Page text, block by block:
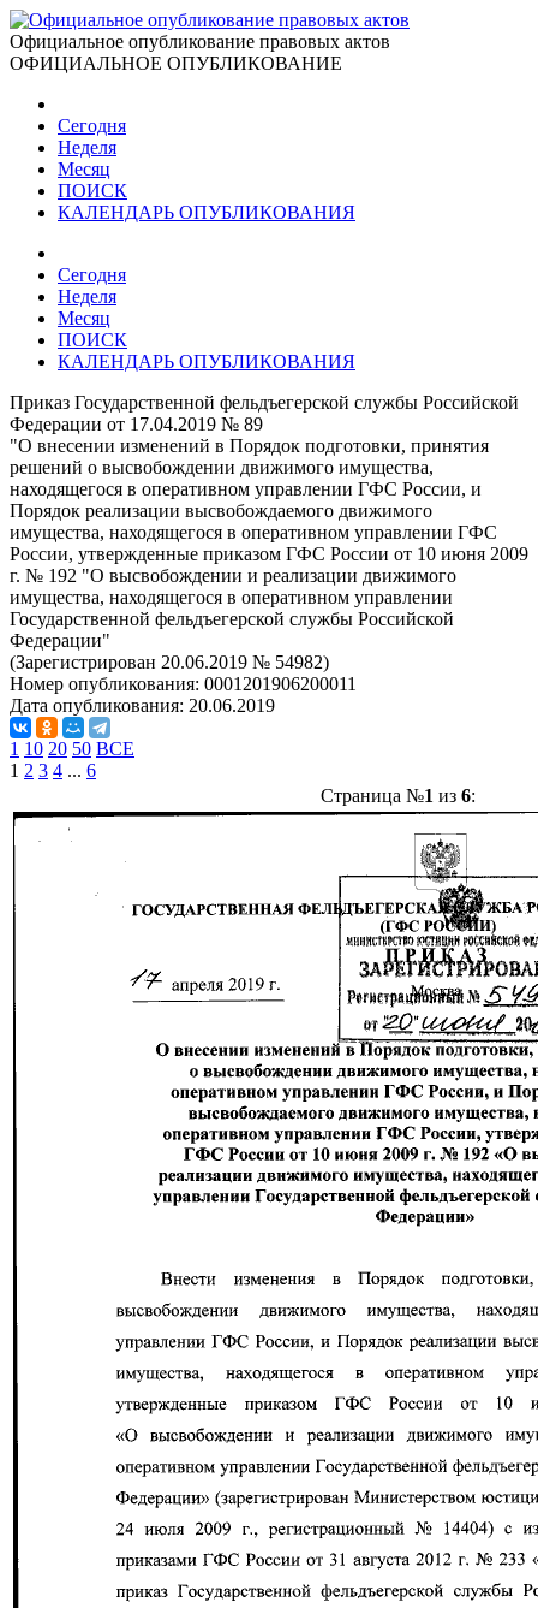
Официальное опубликование правовых актов
ОФИЦИАЛЬНОЕ ОПУБЛИКОВАНИЕ
Сегодня
Неделя
Месяц
ПОИСК
КАЛЕНДАРЬ ОПУБЛИКОВАНИЯ
Сегодня
Неделя
Месяц
ПОИСК
КАЛЕНДАРЬ ОПУБЛИКОВАНИЯ
Приказ Государственной фельдъегерской службы Российской
Федерации от 17.04.2019 № 89
"О внесении изменений в Порядок подготовки, принятия
решений о высвобождении движимого имущества,
находящегося в оперативном управлении ГФС России, и
Порядок реализации высвобождаемого движимого
имущества, находящегося в оперативном управлении ГФС
России, утвержденные приказом ГФС России от 10 июня 2009
г. № 192 "О высвобождении и реализации движимого
имущества, находящегося в оперативном управлении
Государственной фельдъегерской службы Российской
Федерации"
(Зарегистрирован 20.06.2019 № 54982)
Номер опубликования: 0001201906200011
Дата опубликования: 20.06.2019
1 10 20 50 ВСЕ
1 2 3 4 ... 6
Страница №1 из 6: